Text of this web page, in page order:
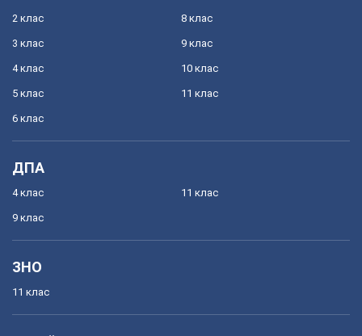
2 клас
3 клас
4 клас
5 клас
6 клас
8 клас
9 клас
10 клас
11 клас
ДПА
4 клас
9 клас
11 клас
ЗНО
11 клас